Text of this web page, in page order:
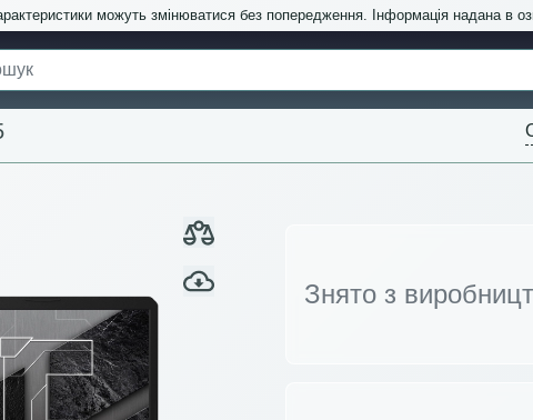
можуть змінюватися без попередження. Інформація надана в
Знято з